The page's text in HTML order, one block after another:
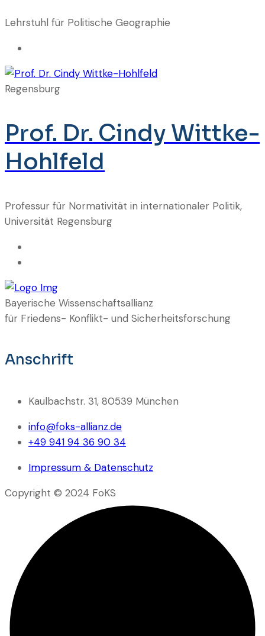
Lehrstuhl für Politische Geographie
Regensburg
Prof. Dr. Cindy Wittke-
Hohlfeld
Professur für Normativität in internationaler Politik,
Universität Regensburg
Bayerische Wissenschaftsallianz
für Friedens- Konflikt- und Sicherheitsforschung
Anschrift
Kaulbachstr. 31, 80539 München
info@foks-allianz.de
+49 941 94 36 90 34
Impressum & Datenschutz
Copyright © 2024 FoKS